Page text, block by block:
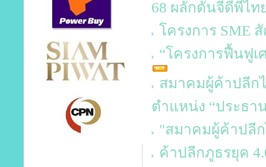
68 ผลักดันจีดีพีไท
โครงการ SME
“โครงการฟื้นฟูเ
สมาคมผู้ค้าปลีก
ตำแหน่ง “ประธ
"สมาคมผู้ค้าปลี
ค้าปลีกภูธรยุค